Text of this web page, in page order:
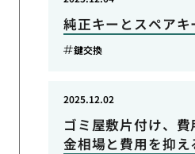
純正キーとスペア
鍵交換
ゴミ屋敷片付け、
金相場と費用を抑え
2025.12.02